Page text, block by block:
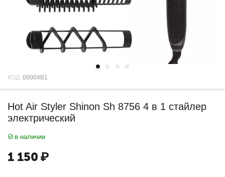
КОД: 00004B1
Hot Air Styler Shinon Sh 8756 4 в 1 стайлер
электрический
в наличии
1 150 ₽